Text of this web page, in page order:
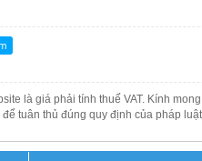
là giá phải tính thuế VAT. Kính
tuân thủ đúng quy định của pháp luật